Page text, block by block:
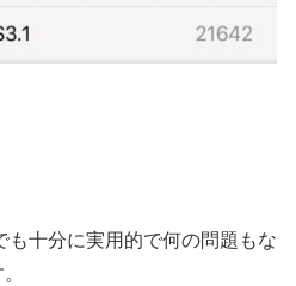
も十分に実用的で何の問題もな